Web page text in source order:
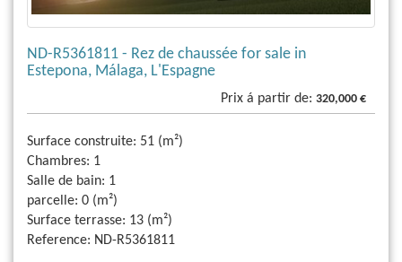
ND-R5361811 - Rez de chaussée for sale in
Estepona, Málaga, L'Espagne
Prix á partir de: 320,000 €
Surface construite: 51 (m²)
Chambres: 1
Salle de bain: 1
parcelle: 0 (m²)
Surface terrasse: 13 (m²)
Reference: ND-R5361811